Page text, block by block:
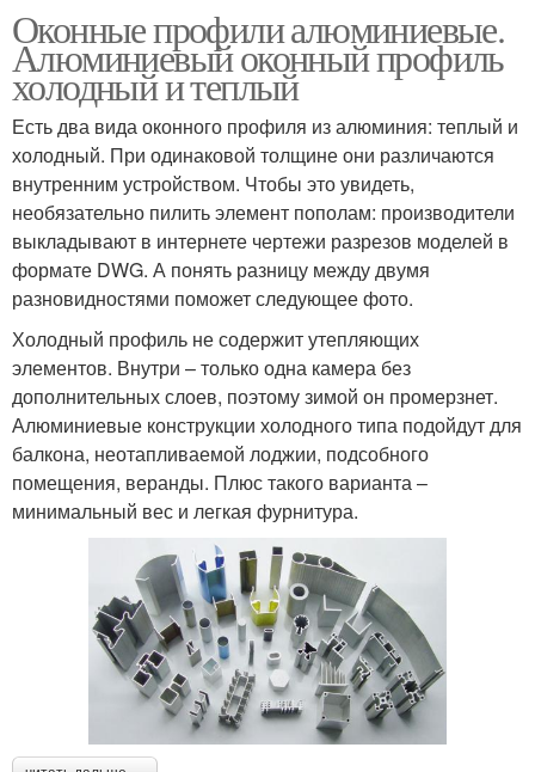
Оконные профили алюминиевые.
Алюминиевый оконный профиль
холодный и теплый
Есть два вида оконного профиля из алюминия: теплый и
холодный. При одинаковой толщине они различаются
внутренним устройством. Чтобы это увидеть,
необязательно пилить элемент пополам: производители
выкладывают в интернете чертежи разрезов моделей в
формате DWG. А понять разницу между двумя
разновидностями поможет следующее фото.
Холодный профиль не содержит утепляющих
элементов. Внутри – только одна камера без
дополнительных слоев, поэтому зимой он промерзнет.
Алюминиевые конструкции холодного типа подойдут для
балкона, неотапливаемой лоджии, подсобного
помещения, веранды. Плюс такого варианта –
минимальный вес и легкая фурнитура.